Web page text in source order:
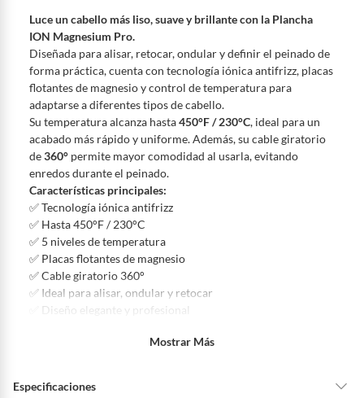
otras con restricciones y algunas que no se pueden devolver ni cambiar.
Productos vendidos porFalabella, Tottus y otros vendedores tienen:
48 horas: cemento, mezclas de hormigón, morteros, yeso y otros
productos para asfalto, hormigón, albañilería.
7 días: colchones y productos de combustión.
Productos vendidos porSodimactienen:
48 horas: cemento, mezclas de hormigón, morteros, yeso y otros
productos para asfalto.
7 días: productos eléctricos o a combustión, electrodomésticos,
tecnología, línea blanca, colchones, muebles, bicicletas y
máquinas.
No se pueden devolver o cambiar bajo cambio de opinión
Productos de compra internacional.
Productos comprados en Outlet Atocongo.
suplementos alimenticios, vitaminas.
Por motivos de salubridad, la ropa interior inferior y ropas de
Luce un cabello más liso, suave y brillante con la Plancha
ION Magnesium Pro.
Diseñada para alisar, retocar, ondular y definir el peinado de
forma práctica, cuenta con tecnología iónica antifrizz, placas
flotantes de magnesio y control de temperatura para
adaptarse a diferentes tipos de cabello.
Su temperatura alcanza hasta450°F / 230°C, ideal para un
acabado más rápido y uniforme. Además, su cable giratorio
de360° permite mayor comodidad al usarla, evitando
enredos durante el peinado.
Características principales:
✅ Tecnología iónica antifrizz
✅ Hasta 450°F / 230°C
✅ 5 niveles de temperatura
✅ Placas flotantes de magnesio
✅ Cable giratorio 360°
✅ Ideal para alisar, ondular y retocar
✅ Diseño elegante y profesional
1 plancha ION Magnesium Pro con caja original.
Mostrar Más
Especificaciones